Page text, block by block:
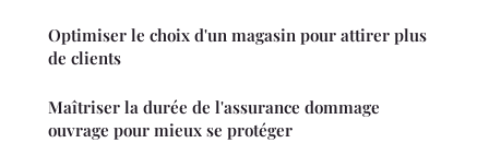
Optimiser le choix d'un magasin pour attirer plus
de clients
Maîtriser la durée de l'assurance dommage
ouvrage pour mieux se protéger